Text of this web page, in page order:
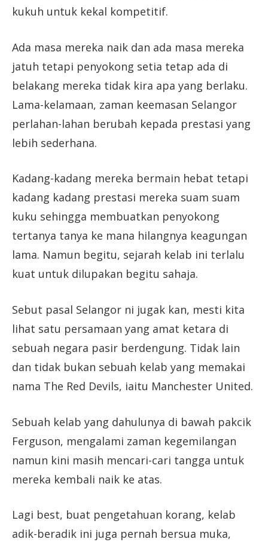
kukuh untuk kekal kompetitif.
Ada masa mereka naik dan ada masa mereka
jatuh tetapi penyokong setia tetap ada di
belakang mereka tidak kira apa yang berlaku.
Lama-kelamaan, zaman keemasan Selangor
perlahan-lahan berubah kepada prestasi yang
lebih sederhana.
Kadang-kadang mereka bermain hebat tetapi
kadang kadang prestasi mereka suam suam
kuku sehingga membuatkan penyokong
tertanya tanya ke mana hilangnya keagungan
lama. Namun begitu, sejarah kelab ini terlalu
kuat untuk dilupakan begitu sahaja.
Sebut pasal Selangor ni jugak kan, mesti kita
lihat satu persamaan yang amat ketara di
sebuah negara pasir berdengung. Tidak lain
dan tidak bukan sebuah kelab yang memakai
nama The Red Devils, iaitu Manchester United.
Sebuah kelab yang dahulunya di bawah pakcik
Ferguson, mengalami zaman kegemilangan
namun kini masih mencari-cari tangga untuk
mereka kembali naik ke atas.
Lagi best, buat pengetahuan korang, kelab
adik-beradik ini juga pernah bersua muka,